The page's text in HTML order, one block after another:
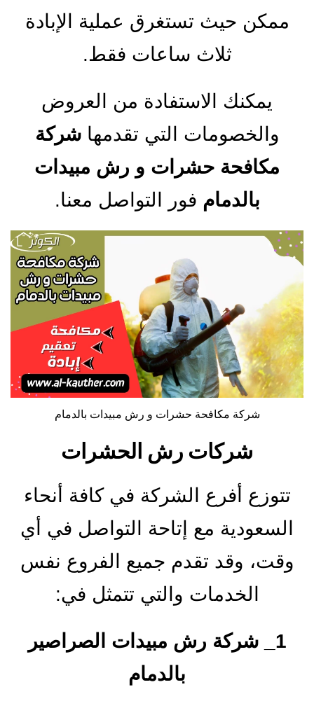
ممكن حيث تستغرق عملية الإبادة
ثلاث ساعات فقط.
يمكنك الاستفادة من العروض
والخصومات التي تقدمهاشركة
مكافحة حشرات و رش مبيدات
بالدمام فور التواصل معنا.
شركة مكافحة حشرات و رش مبيدات بالدمام
شركات رش الحشرات
تتوزع أفرع الشركة في كافة أنحاء
السعودية مع إتاحة التواصل في أي
وقت، وقد تقدم جميع الفروع نفس
الخدمات والتي تتمثل في:
1_ شركة رش مبيدات الصراصير
بالدمام